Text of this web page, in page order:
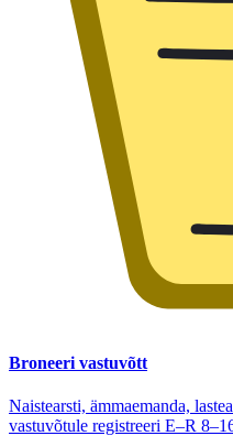
Broneeri vastuvõtt
Naistearsti, ämmaemanda,
vastuvõtule registreeri E–R